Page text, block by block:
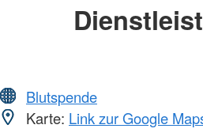
Blutspende
Karte: Link zur Google